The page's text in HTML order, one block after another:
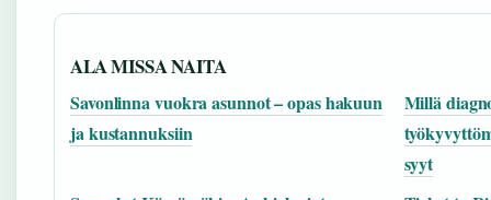
ALA MISSA NAITA
Savonlinna vuokra asunnot – opas hakuun
ja kustannuksiin
Millä
syyt